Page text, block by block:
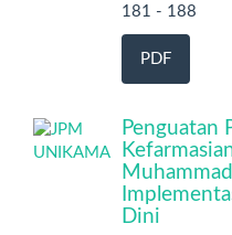
181 - 188
PDF
Penguatan
Dini